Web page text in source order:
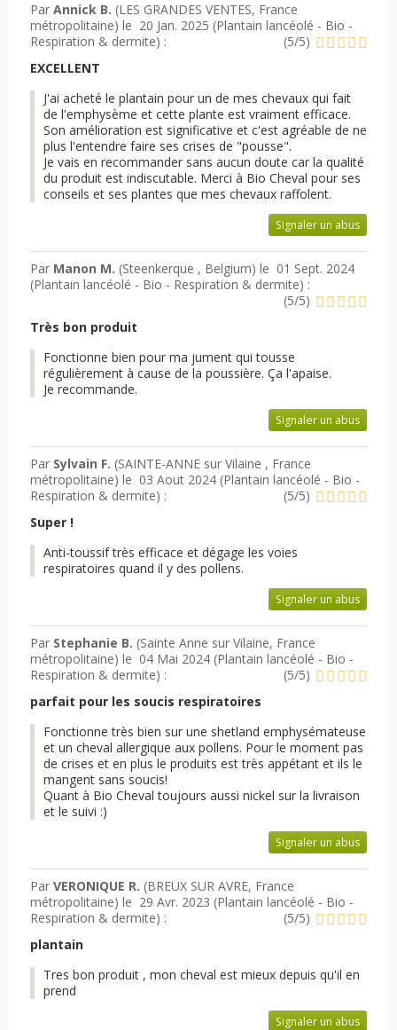
Par Annick B. (LES GRANDES VENTES, France
métropolitaine) le 20 Jan. 2025 (Plantain lancéolé - Bio -
Respiration & dermite) : (5/5)
EXCELLENT
J'ai acheté le plantain pour un de mes chevaux qui fait
de l'emphysème et cette plante est vraiment efficace.
Son amélioration est significative et c'est agréable de ne
plus l'entendre faire ses crises de "pousse".
Je vais en recommander sans aucun doute car la qualité
du produit est indiscutable. Merci à Bio Cheval pour ses
conseils et ses plantes que mes chevaux raffolent.
Signaler un abus
Par Manon M. (Steenkerque , Belgium) le 01 Sept. 2024
(Plantain lancéolé - Bio - Respiration & dermite) :
(5/5)
Très bon produit
Fonctionne bien pour ma jument qui tousse
régulièrement à cause de la poussière. Ça l'apaise.
Je recommande.
Signaler un abus
Par Sylvain F. (SAINTE-ANNE sur Vilaine , France
métropolitaine) le 03 Aout 2024 (Plantain lancéolé - Bio -
Respiration & dermite) : (5/5)
Super !
Anti-toussif très efficace et dégage les voies
respiratoires quand il y des pollens.
Signaler un abus
Par Stephanie B. (Sainte Anne sur Vilaine, France
métropolitaine) le 04 Mai 2024 (Plantain lancéolé - Bio -
Respiration & dermite) : (5/5)
parfait pour les soucis respiratoires
Fonctionne très bien sur une shetland emphysémateuse
et un cheval allergique aux pollens. Pour le moment pas
de crises et en plus le produits est très appétant et ils le
mangent sans soucis!
Quant à Bio Cheval toujours aussi nickel sur la livraison
et le suivi :)
Signaler un abus
Par VERONIQUE R. (BREUX SUR AVRE, France
métropolitaine) le 29 Avr. 2023 (Plantain lancéolé - Bio -
Respiration & dermite) : (5/5)
plantain
Tres bon produit , mon cheval est mieux depuis qu'il en
prend
Signaler un abus